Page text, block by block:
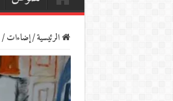
الرئيسية/إضاءات/